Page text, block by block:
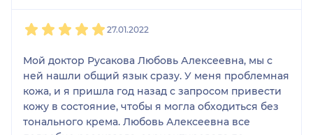
27.01.2022
Мой доктор Русакова Любовь Алексеевна, мы с
ней нашли общий язык сразу. У меня проблемная
кожа, и я пришла год назад с запросом привести
кожу в состояние, чтобы я могла обходиться без
тонального крема. Любовь Алексеевна все